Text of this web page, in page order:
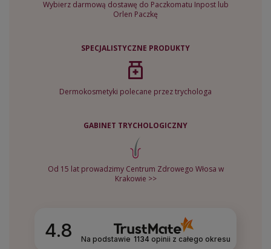
Wybierz darmową dostawę do Paczkomatu Inpost lub
Orlen Paczkę
SPECJALISTYCZNE PRODUKTY
Dermokosmetyki polecane przez trychologa
GABINET TRYCHOLOGICZNY
Od 15 lat prowadzimy Centrum Zdrowego Włosa w
Krakowie >>
4.8 Na podstawie 1134opinii z całego okresu